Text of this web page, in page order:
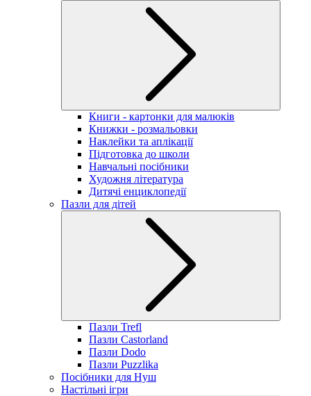
Книги - картонки для малюків
Книжки - розмальовки
Наклейки та аплікації
Підготовка до школи
Навчальні посібники
Художня література
Дитячі енциклопедії
Пазли для дітей
Пазли Trefl
Пазли Castorland
Пазли Dodo
Пазли Puzzlika
Посібники для Нуш
Настільні ігри